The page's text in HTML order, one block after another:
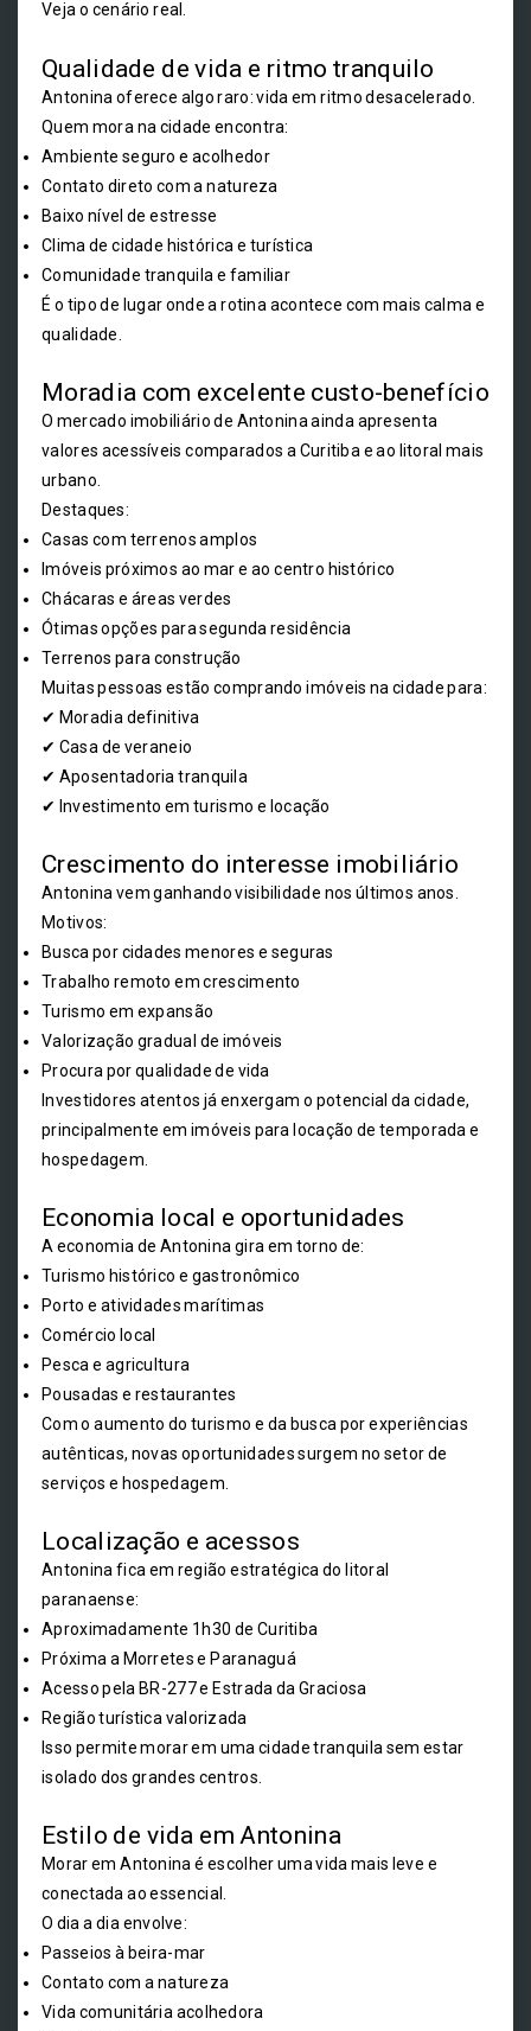
Veja o cenário real.
Qualidade de vida e ritmo tranquilo
Antonina oferece algo raro: vida em ritmo desacelerado.
Quem mora na cidade encontra:
Ambiente seguro e acolhedor
Contato direto com a natureza
Baixo nível de estresse
Clima de cidade histórica e turística
Comunidade tranquila e familiar
É o tipo de lugar onde a rotina acontece com mais calma e
qualidade.
Moradia com excelente custo-benefício
O mercado imobiliário de Antonina ainda apresenta
valores acessíveis comparados a Curitiba e ao litoral mais
urbano.
Destaques:
Casas com terrenos amplos
Imóveis próximos ao mar e ao centro histórico
Chácaras e áreas verdes
Ótimas opções para segunda residência
Terrenos para construção
Muitas pessoas estão comprando imóveis na cidade para:
✔ Moradia definitiva
✔ Casa de veraneio
✔ Aposentadoria tranquila
✔ Investimento em turismo e locação
Crescimento do interesse imobiliário
Antonina vem ganhando visibilidade nos últimos anos.
Motivos:
Busca por cidades menores e seguras
Trabalho remoto em crescimento
Turismo em expansão
Valorização gradual de imóveis
Procura por qualidade de vida
Investidores atentos já enxergam o potencial da cidade,
principalmente em imóveis para locação de temporada e
hospedagem.
Economia local e oportunidades
A economia de Antonina gira em torno de:
Turismo histórico e gastronômico
Porto e atividades marítimas
Comércio local
Pesca e agricultura
Pousadas e restaurantes
Com o aumento do turismo e da busca por experiências
autênticas, novas oportunidades surgem no setor de
serviços e hospedagem.
Localização e acessos
Antonina fica em região estratégica do litoral
paranaense:
Aproximadamente 1h30 de Curitiba
Próxima a Morretes e Paranaguá
Acesso pela BR-277 e Estrada da Graciosa
Região turística valorizada
Isso permite morar em uma cidade tranquila sem estar
isolado dos grandes centros.
Estilo de vida em Antonina
Morar em Antonina é escolher uma vida mais leve e
conectada ao essencial.
O dia a dia envolve:
Passeios à beira-mar
Contato com a natureza
Vida comunitária acolhedora